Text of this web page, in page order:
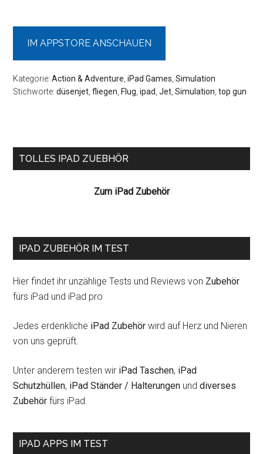
IM APPSTORE ANSCHAUEN
Kategorie:Action & Adventure ,iPad Games ,Simulation
Stichworte:düsenjet ,fliegen Flug ,ipad ,Jet ,Simulation ,top gun
Seitenspalte
TOLLES IPAD ZUEBHÖR
Zum iPad Zubehör
IPAD ZUBEHÖR IM TEST
Hier findet ihr unzählige Tests und Reviews von Zubehör
fürs iPad und iPad pro
Jedes erdenkliche iPad Zubehör wird auf Herz und Nieren
von uns geprüft.
Unter anderem testen wir iPad Taschen, iPad
Schutzhüllen, iPad Ständer / Halterungen unddiverses
Zubehör fürs iPad.
IPAD APPS IM TEST